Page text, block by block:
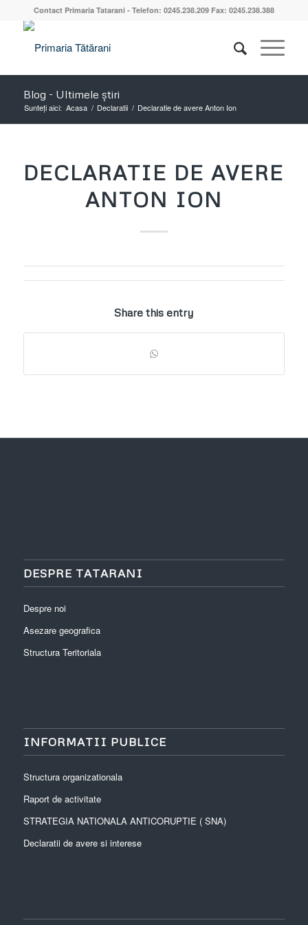
Contact Primaria Tatarani - Telefon: 0245.238.209 Fax: 0245.238.388
Blog - Ultimele știri
Sunteți aici: Acasa / Declaratii / Declaratie de avere Anton Ion
DECLARATIE DE AVERE
ANTON ION
Share this entry
DESPRE TATARANI
Despre noi
Asezare geografica
Structura Teritoriala
INFORMATII PUBLICE
Structura organizationala
Raport de activitate
STRATEGIA NATIONALA ANTICORUPTIE ( SNA)
Declaratii de avere si interese